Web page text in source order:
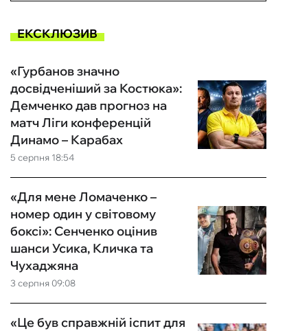
ЕКСКЛЮЗИВ
5 серпня 18:54
«Гурбанов значно
досвідченіший за Костюка»:
Демченко дав прогноз на
матч Ліги конференцій
Динамо – Карабах
3 серпня 09:08
«Для мене Ломаченко –
номер один у світовому
боксі»: Сенченко оцінив
шанси Усика, Кличка та
Чухаджяна
«Це був справжній іспит для